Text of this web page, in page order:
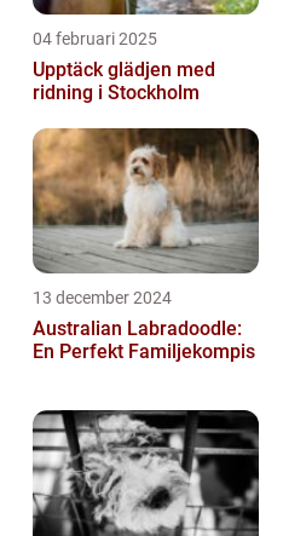
04 februari 2025
Upptäck glädjen med
ridning i Stockholm
13 december 2024
Australian Labradoodle:
En Perfekt Familjekompis